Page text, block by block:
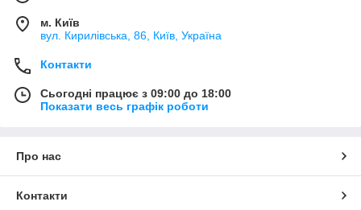
м. Київ
вул. Кирилівська, 86, Київ, Україна
Контакти
Сьогодні працює з 09:00 до 18:00
Показати весь графік роботи
Про нас
Контакти